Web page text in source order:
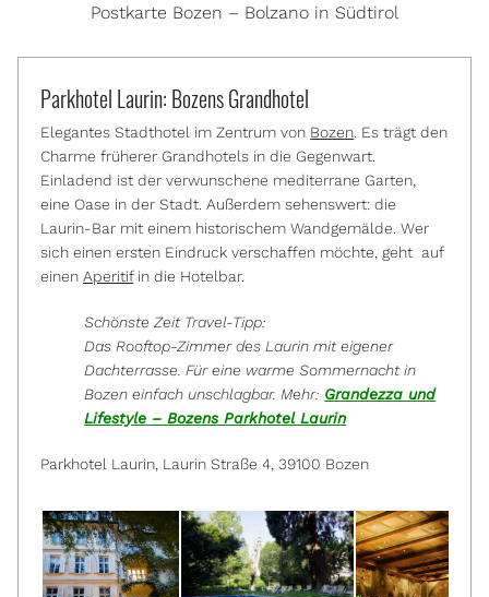
Postkarte Bozen – Bolzano in Südtirol
Parkhotel Laurin: Bozens Grandhotel
Elegantes Stadthotel im Zentrum von Bozen . Es trägt den
Charme früherer Grandhotels in die Gegenwart.
Einladend ist der verwunschene mediterrane Garten,
eine Oase in der Stadt. Außerdem sehenswert: die
Laurin-Bar mit einem historischem Wandgemälde. Wer
sich einen ersten Eindruck verschaffen möchte, geht auf
einenAperitifin die Hotelbar.
Schönste Zeit Travel-Tipp:
Das Rooftop-Zimmer des Laurin mit eigener
Dachterrasse. Für eine warme Sommernacht in
Bozen einfach unschlagbar. Mehr: Grandezza und
Lifestyle – Bozens Parkhotel Laurin
Parkhotel Laurin, Laurin Straße 4, 39100 Bozen